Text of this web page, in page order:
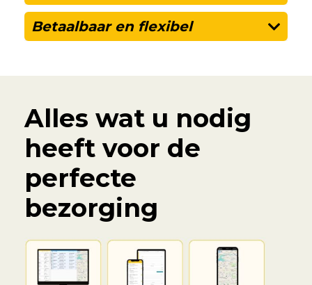
Betaalbaar en flexibel
Alles wat u nodig
heeft voor de
perfecte
bezorging